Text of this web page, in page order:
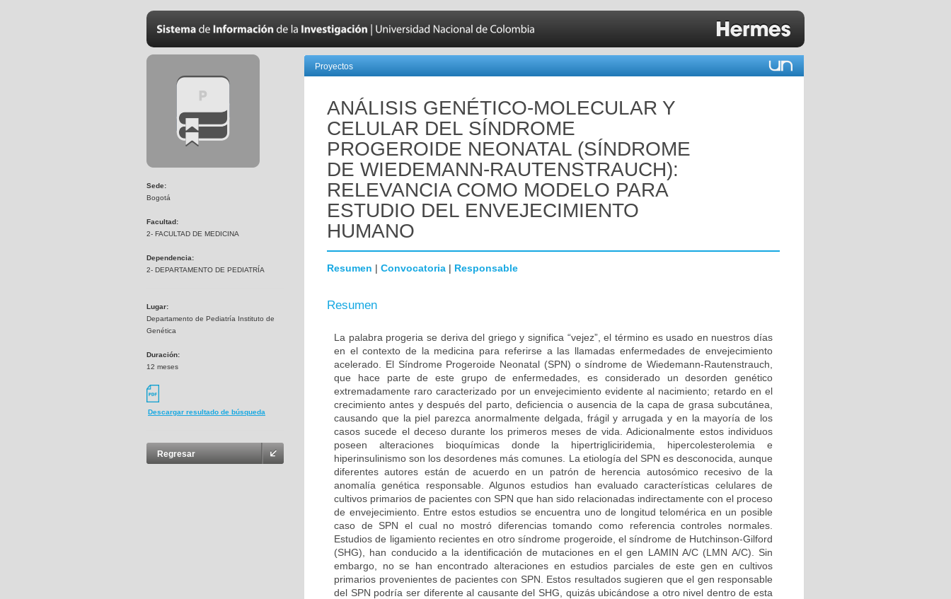
Sede:
Bogotá
Facultad:
2- FACULTAD DE MEDICINA
Dependencia:
2- DEPARTAMENTO DE PEDIATRÍA
Lugar:
Departamento de Pediatría Instituto de
Genética
Duración:
12 meses
Descargar resultado de búsqueda
Regresar
Proyectos
ANÁLISIS GENÉTICO-MOLECULAR Y
CELULAR DEL SÍNDROME
PROGEROIDE NEONATAL (SÍNDROME
DE WIEDEMANN-RAUTENSTRAUCH):
RELEVANCIA COMO MODELO PARA
ESTUDIO DEL ENVEJECIMIENTO
HUMANO
Resumen | Convocatoria | Responsable
Resumen
La palabra progeria se deriva del griego y significa “vejez”, el término es usado en nuestros días
en el contexto de la medicina para referirse a las llamadas enfermedades de envejecimiento
acelerado. El Síndrome Progeroide Neonatal (SPN) o síndrome de Wiedemann-Rautenstrauch,
que hace parte de este grupo de enfermedades, es considerado un desorden genético
extremadamente raro caracterizado por un envejecimiento evidente al nacimiento; retardo en el
crecimiento antes y después del parto, deficiencia o ausencia de la capa de grasa subcutánea,
causando que la piel parezca anormalmente delgada, frágil y arrugada y en la mayoría de los
casos sucede el deceso durante los primeros meses de vida. Adicionalmente estos individuos
poseen alteraciones bioquímicas donde la hipertrigliciridemia, hipercolesterolemia e
hiperinsulinismo son los desordenes más comunes. La etiología del SPN es desconocida, aunque
diferentes autores están de acuerdo en un patrón de herencia autosómico recesivo de la
anomalía genética responsable. Algunos estudios han evaluado características celulares de
cultivos primarios de pacientes con SPN que han sido relacionadas indirectamente con el proceso
de envejecimiento. Entre estos estudios se encuentra uno de longitud telomérica en un posible
caso de SPN el cual no mostró diferencias tomando como referencia controles normales.
Estudios de ligamiento recientes en otro síndrome progeroide, el síndrome de Hutchinson-Gilford
(SHG), han conducido a la identificación de mutaciones en el gen LAMIN A/C (LMN A/C). Sin
embargo, no se han encontrado alteraciones en estudios parciales de este gen en cultivos
primarios provenientes de pacientes con SPN. Estos resultados sugieren que el gen responsable
del SPN podría ser diferente al causante del SHG, quizás ubicándose a otro nivel dentro de esta